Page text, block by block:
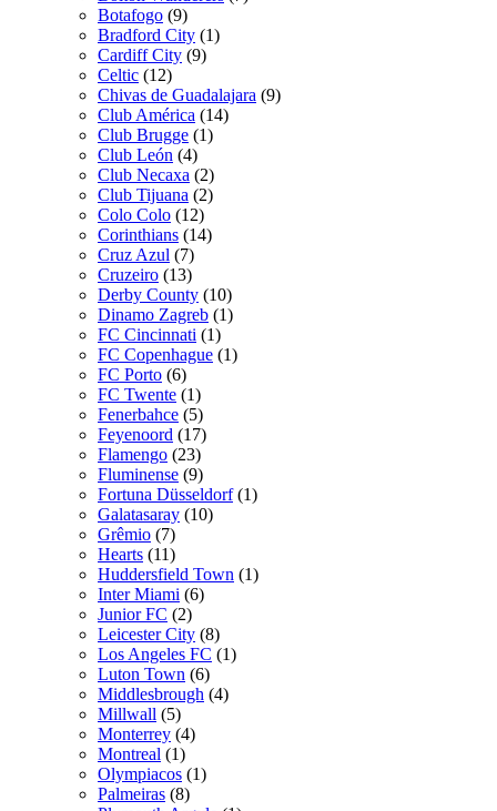
Botafogo (9)
Bradford City (1)
Cardiff City (9)
Celtic (12)
Chivas de Guadalajara (9)
Club América (14)
Club Brugge (1)
Club León (4)
Club Necaxa (2)
Club Tijuana (2)
Colo Colo (12)
Corinthians (14)
Cruz Azul (7)
Cruzeiro (13)
Derby County (10)
Dinamo Zagreb (1)
FC Cincinnati (1)
FC Copenhague (1)
FC Porto (6)
FC Twente (1)
Fenerbahce (5)
Feyenoord (17)
Flamengo (23)
Fluminense (9)
Fortuna Düsseldorf (1)
Galatasaray (10)
Grêmio (7)
Hearts (11)
Huddersfield Town (1)
Inter Miami (6)
Junior FC (2)
Leicester City (8)
Los Angeles FC (1)
Luton Town (6)
Middlesbrough (4)
Millwall (5)
Monterrey (4)
Montreal (1)
Olympiacos (1)
Palmeiras (8)